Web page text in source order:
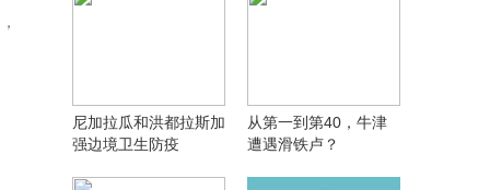
尼加拉瓜和洪都拉斯加
强边境卫生防疫
从第一到第40，牛津
遭遇滑铁卢？